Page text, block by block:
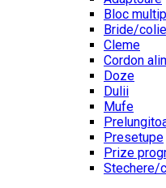
Bloc
Bride/
Cleme
Cordon
Doze
Dulii
Mufe
Presetupe
Prize
Stechere/